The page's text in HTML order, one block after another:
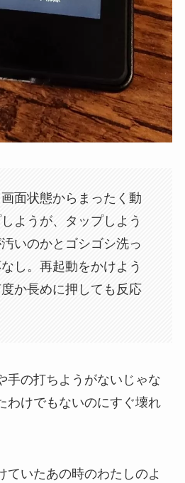
面状態からまったく動
ようが、タップしよう
いのかとゴシゴシ洗っ
し。再起動をかけよう
か長めに押しても反応
手の打ちようがないじゃな
わけでもないのにすぐ壊れ
ていたあの時のわたしのよ